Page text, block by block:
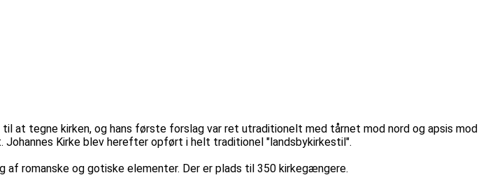
at tegne kirken, og hans første forslag var ret utraditionelt med tårnet mod nord og apsis mod
Kirke blev herefter opført i helt traditionel "landsbykirkestil".
af romanske og gotiske elementer. Der er plads til 350 kirkegængere.